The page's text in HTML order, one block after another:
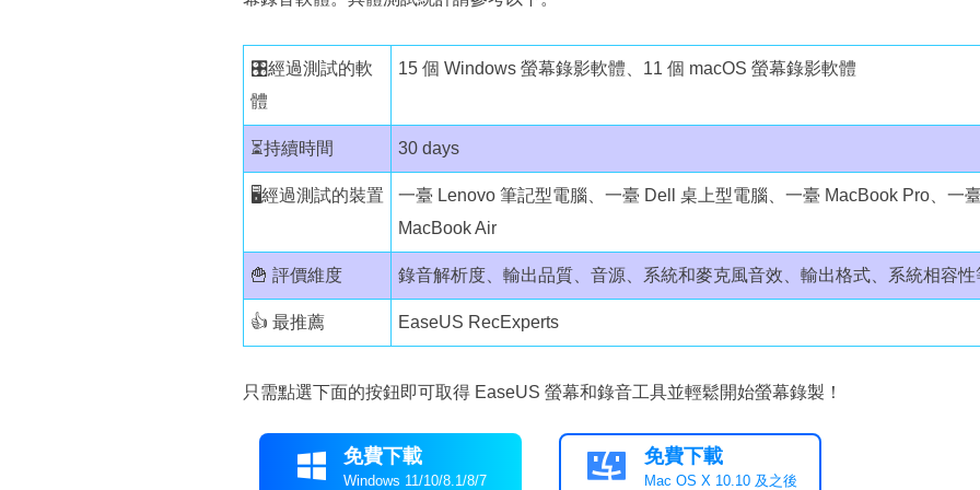
🎛️經過測試的軟
體
15 個 Windows 螢幕錄影軟體、11 個 macOS 螢幕錄影軟體
⏳持續時間 30 days
🖥️經過測試的裝置
一臺 Lenovo 筆記型電腦、一臺 Dell 桌上型電腦、一臺 MacBook Pro、一
MacBook Air
🍟 評價維度 錄音解析度、輸出品質、音源、系統和麥克風音效、輸出格式、系統相容性
👍 最推薦 EaseUS RecExperts
只需點選下面的按鈕即可取得 EaseUS 螢幕和錄音工具並輕鬆開始螢幕錄製！
 免費下載
Windows 11/10/8.1/8/7  免費下載
Mac OS X 10.10 及之後